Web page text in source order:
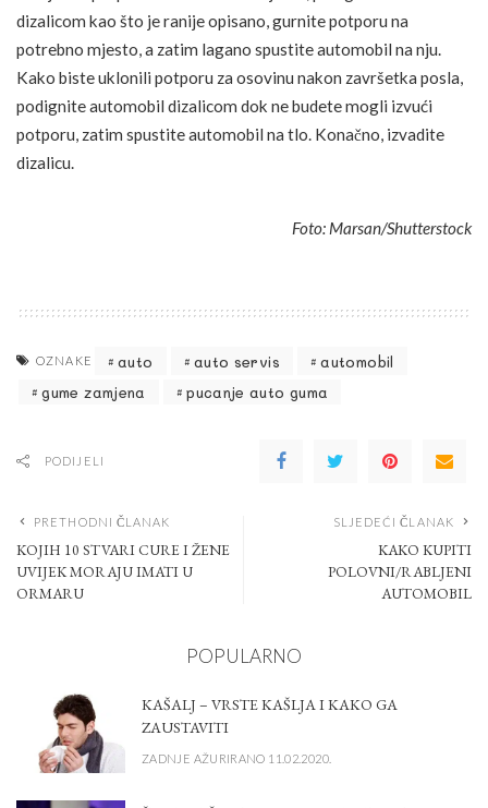
dizalicom kao što je ranije opisano, gurnite potporu na
potrebno mjesto, a zatim lagano spustite automobil na nju.
Kako biste uklonili potporu za osovinu nakon završetka posla,
podignite automobil dizalicom dok ne budete mogli izvući
potporu, zatim spustite automobil na tlo. Konačno, izvadite
dizalicu.
Foto: Marsan/Shutterstock
OZNAKE auto auto servis
automobil
gume zamjena
pucanje auto guma
PODIJELI
PRETHODNI ČLANAK
KOJIH 10 STVARI CURE I ŽENE
UVIJEK MORAJU IMATI U
ORMARU
SLJEDEĆI ČLANAK
KAKO KUPITI
POLOVNI/RABLJENI
AUTOMOBIL
POPULARNO
KAŠALJ – VRSTE KAŠLJA I KAKO GA
ZAUSTAVITI
ZADNJE AŽURIRANO 11.02.2020.